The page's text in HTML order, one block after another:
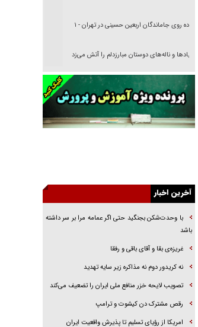
پیاده روی جاماندگان اربعین حسینی در تهران - ۱
فریاد‌ها و ناله‌های دوستان مبارزدلم را آتش می‌زد
تغییر رویه دشمن در ترور از شیخ فضل‌الله تا مصباح
خرید قسطی اولش خنده و آخرش گریه است!
فوتبال و آن «بالا»!
دیکنز
خواهرم فرمانده جهادی و اهل خدمت بی‌منت بود
بگنجد!
گزارش «جوان» از قوانین سخت‌گیرانه ۶ قاره در
آخرین اخبار
با وحدت‌شکن بجنگید حتی اگر عمامه مرا بر سر داشته
باشد
غریزه‌ی بقا و آقای باقی و رفقا
نه کریدور دوم نه مذاکره زیر سایه تهدید
تصویب لایحه خزر منافع ملی ایران را تضعیف می‌کند
رقص مشترک دن کیشوت و ترامپ
امریکا از رؤیای تسلیم تا پذیرش واقعیت ایران